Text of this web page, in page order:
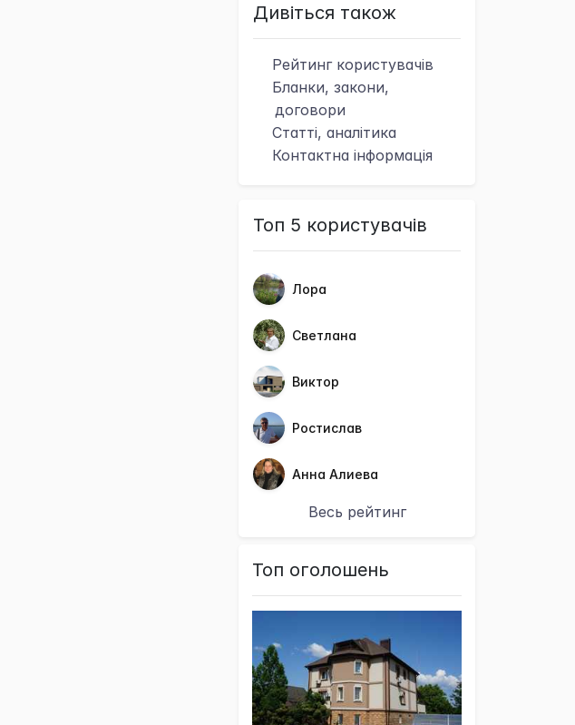
Дивіться також
Рейтинг користувачів
Бланки, закони,
договори
Статті, аналітика
Контактна інформація
Топ 5 користувачів
Лора
Светлана
Виктор
Ростислав
Анна Алиева
Весь рейтинг
Топ оголошень